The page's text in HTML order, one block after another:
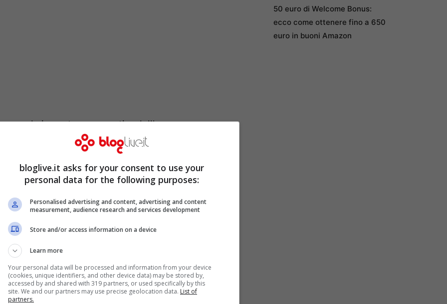
grande importanza a partire dall’aver
sia formata in gran parte da
i problemi del quotidiano, e per
a ricoprire quegli incarichi.
del suo intervento all’abolizione del
ma che era tra i punti cardine del
La promessa è quella di risolvere il prima
per potersi dedicare già da questa
dovrebbero fare parte del pacchetto di
Padoan.
50 euro di Welcome Bonus:
ecco come ottenere fino a 650
euro in buoni Amazon
bloglive.it asks for your consent to use your
personal data for the following purposes:
Personalised advertising and content, advertising and content
measurement, audience research and services development
Store and/or access information on a device
Learn more
Your personal data will be processed and information from your device
(cookies, unique identifiers, and other device data) may be stored by,
accessed by and shared with 319 partners, or used specifically by this
site. We and our partners may use precise geolocation data. List of
partners.